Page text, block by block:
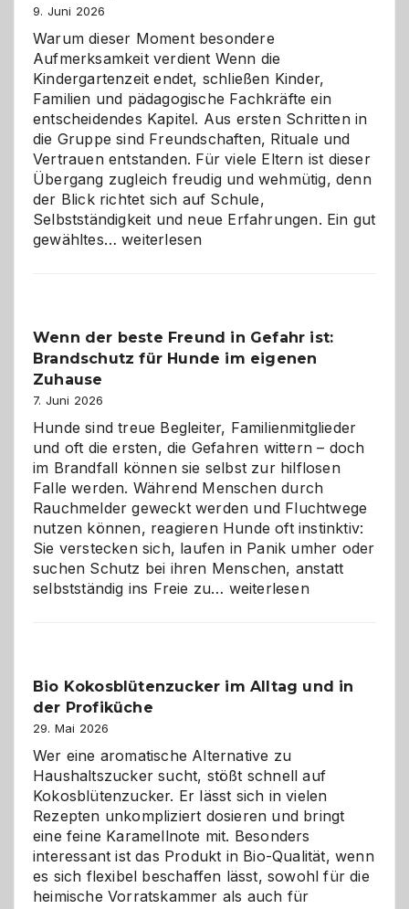
9. Juni 2026
Warum dieser Moment besondere
Aufmerksamkeit verdient Wenn die
Kindergartenzeit endet, schließen Kinder,
Familien und pädagogische Fachkräfte ein
entscheidendes Kapitel. Aus ersten Schritten in
die Gruppe sind Freundschaften, Rituale und
Vertrauen entstanden. Für viele Eltern ist dieser
Übergang zugleich freudig und wehmütig, denn
der Blick richtet sich auf Schule,
Selbstständigkeit und neue Erfahrungen. Ein gut
gewähltes…Abschied
und
herzlich
weiterlesen
Wenn der beste Freund in Gefahr ist:
Brandschutz für Hunde im eigenen
Zuhause
7. Juni 2026
Hunde sind treue Begleiter, Familienmitglieder
und oft die ersten, die Gefahren wittern – doch
im Brandfall können sie selbst zur hilflosen
Falle werden. Während Menschen durch
Rauchmelder geweckt werden und Fluchtwege
nutzen können, reagieren Hunde oft instinktiv:
Sie verstecken sich, laufen in Panik umher oder
suchen Schutz bei ihren Menschen, anstatt
selbstständig ins Freie zu… Wenn
Gefahr
für
Hunde
im
eigenen
Zuhause
weiterlesen
Bio Kokosblütenzucker im Alltag und in
der Profiküche
29. Mai 2026
Wer eine aromatische Alternative zu
Haushaltszucker sucht, stößt schnell auf
Kokosblütenzucker. Er lässt sich in vielen
Rezepten unkompliziert dosieren und bringt
eine feine Karamellnote mit. Besonders
interessant ist das Produkt in Bio-Qualität, wenn
es sich flexibel beschaffen lässt, sowohl für die
heimische Vorratskammer als auch für